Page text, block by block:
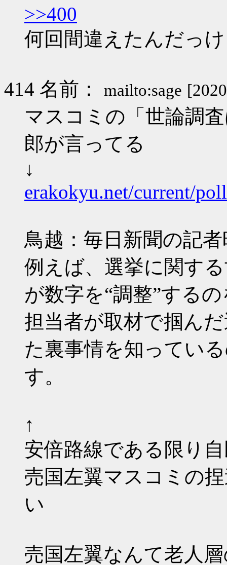
>>400
何回間違えたんだっ
414 名前： mailto:sage
マスコミの「世論調
郎が言ってる
↓
erakokyu.net/current/
鳥越：毎日新聞の記
例えば、選挙に関す
が数字を“調整”する
担当者が取材で掴ん
た裏事情を知ってい
す。
↑
安倍路線である限り
売国左翼マスコミの
い
売国左翼なんて老人